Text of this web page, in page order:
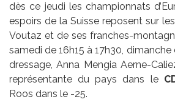
dès ce jeudi les championnats
espoirs de la Suisse reposent sur
Voutaz et de ses franches-
samedi de 16h15 à 17h30, dimanche
dressage, Anna Mengia Aerne-
représentante du pays dans le
Roos dans le -25.